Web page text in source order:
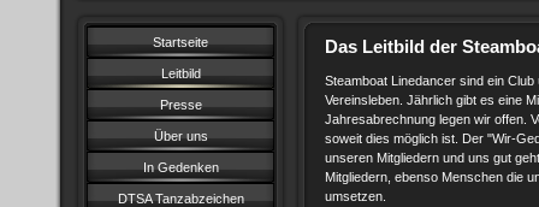
Startseite
Leitbild
Presse
Über uns
In Gedenken
DTSA Tanzabzeichen
Das Leitbild der
Steamboat Linedancer sind ein
Vereinsleben. Jährlich gibt es eine
Jahresabrechnung legen wir offen.
soweit dies möglich ist. Der "Wir-
unseren Mitgliedern und uns gut
Mitgliedern, ebenso Menschen die
umsetzen.